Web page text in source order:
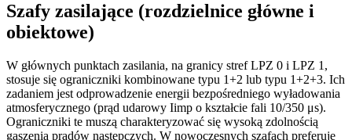
Szafy zasilające (rozdzielnice główne i
obiektowe)
W głównych punktach zasilania, na granicy stref LPZ 0 i LPZ 1,
stosuje się ograniczniki kombinowane typu 1+2 lub typu 1+2+3. Ich
zadaniem jest odprowadzenie energii bezpośredniego wyładowania
atmosferycznego (prąd udarowy Iimp o kształcie fali 10/350 μs).
Ograniczniki te muszą charakteryzować się wysoką zdolnością
gaszenia prądów następczych. W nowoczesnych szafach preferuje